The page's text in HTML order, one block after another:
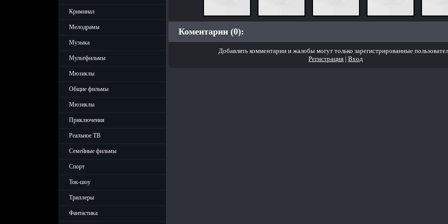
Криминал
Мелодрамы
Музыка
Мультфильмы
Мюзиклы
Общие фильмы
Мюзиклы
Приключения
Реальное ТВ
Семейные фильмы
Спорт
Ток-шоу
Триллеры
Фантастика
Коментарии (0):
Добавлять комментарии и жалобы могут только зарегистрированные
Регистрация |Вход